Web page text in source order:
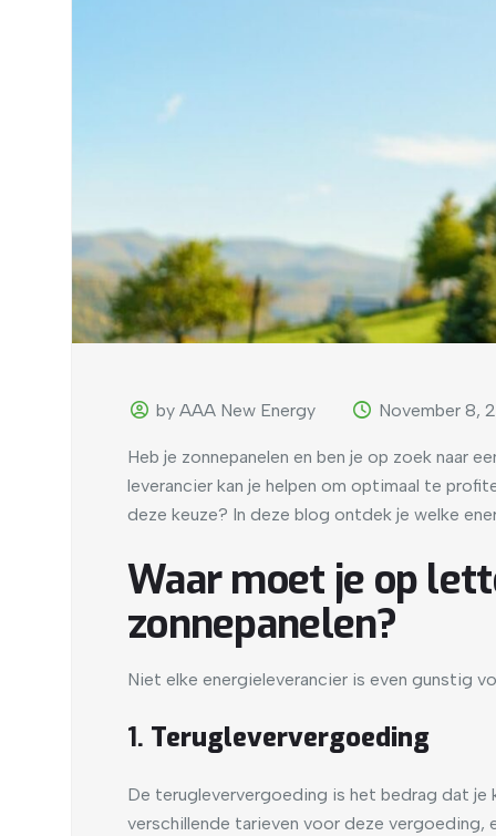
by AAA New Energy November 8,
Heb je zonnepanelen en ben je op zoek naar
leverancier kan je helpen om optimaal te
deze keuze? In deze blog ontdek je welke
Waar moet je op
zonnepanelen?
Niet elke energieleverancier is even gunstig
1. Terugleververgoeding
De terugleververgoeding is het bedrag dat
verschillende tarieven voor deze vergoeding,